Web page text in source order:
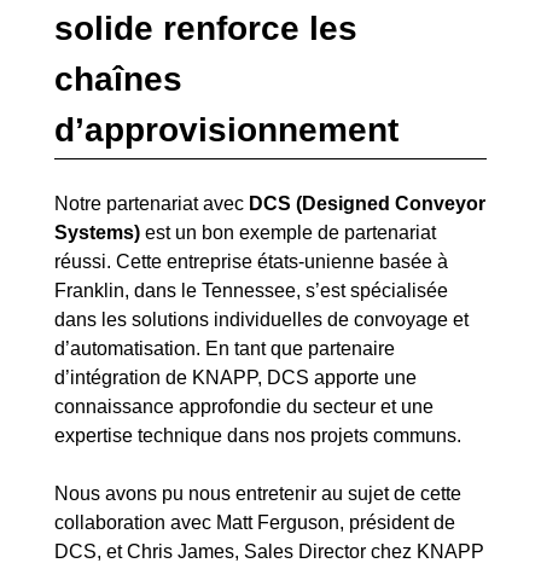
solide renforce les
chaînes
d’approvisionnement
Notre partenariat avec DCS (Designed Conveyor
Systems) est un bon exemple de partenariat
réussi. Cette entreprise états-unienne basée à
Franklin, dans le Tennessee, s’est spécialisée
dans les solutions individuelles de convoyage et
d’automatisation. En tant que partenaire
d’intégration de KNAPP, DCS apporte une
connaissance approfondie du secteur et une
expertise technique dans nos projets communs.
Nous avons pu nous entretenir au sujet de cette
collaboration avec Matt Ferguson, président de
DCS, et Chris James, Sales Director chez KNAPP